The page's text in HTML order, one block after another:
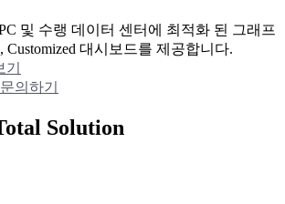
및 수랭 데이터 센터에 최적화 된 그래프
Customized 대시보드를 제공합니다.
의하기
Solution